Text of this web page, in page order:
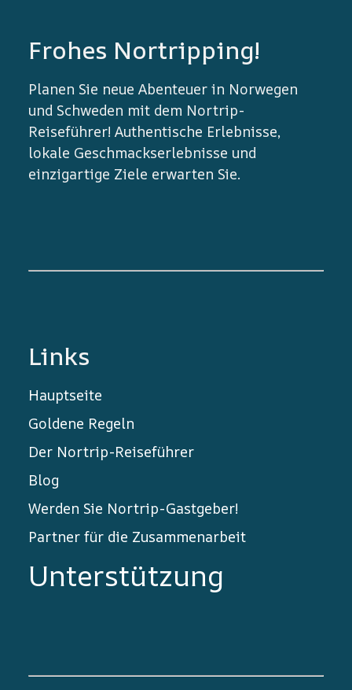
Frohes Nortripping!
Planen Sie neue Abenteuer in Norwegen
und Schweden mit dem Nortrip-
Reiseführer! Authentische Erlebnisse,
lokale Geschmackserlebnisse und
einzigartige Ziele erwarten Sie.
Links
Hauptseite
Goldene Regeln
Der Nortrip-Reiseführer
Blog
Werden Sie Nortrip-Gastgeber!
Partner für die Zusammenarbeit
Unterstützung